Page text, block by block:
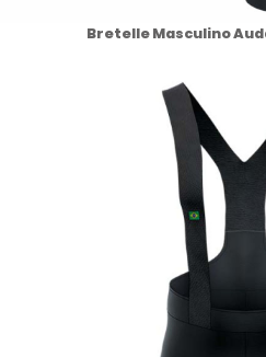
Bretelle Masculino